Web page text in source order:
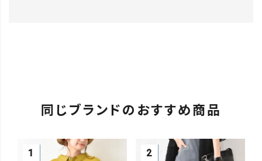
同じブランドのおすすめ商品